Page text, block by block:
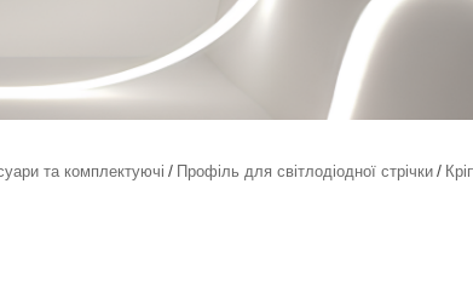
та комплектуючі Профіль для світлодіодної стрічки